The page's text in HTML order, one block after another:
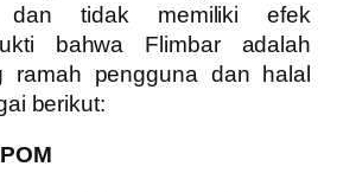
dan tidak memiliki efek
bahwa Flimbar adalah
ramah pengguna dan halal
berikut: